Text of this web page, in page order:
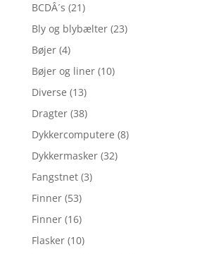
BCDÂ´s (21)
Bly og blybælter (23)
Bøjer (4)
Bøjer og liner (10)
Diverse (13)
Dragter (38)
Dykkercomputere (8)
Dykkermasker (32)
Fangstnet (3)
Finner (53)
Finner (16)
Flasker (10)